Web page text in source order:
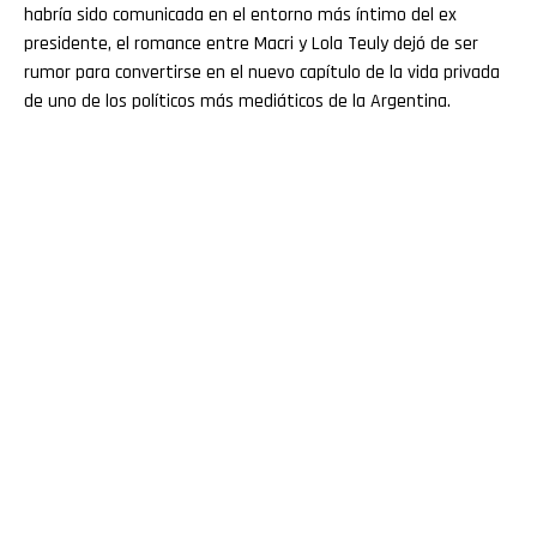
habría sido comunicada en el entorno más íntimo del ex
presidente, el romance entre Macri y Lola Teuly dejó de ser
rumor para convertirse en el nuevo capítulo de la vida privada
de uno de los políticos más mediáticos de la Argentina.